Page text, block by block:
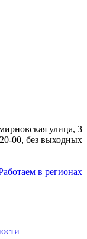
улица, 3
00, без выходных
в регионах